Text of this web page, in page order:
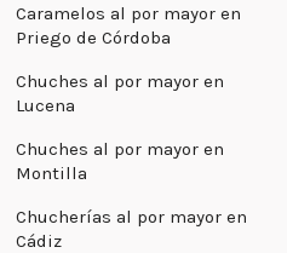
Caramelos al por mayor en
Priego de Córdoba
Chuches al por mayor en
Lucena
Chuches al por mayor en
Montilla
Chucherías al por mayor en
Cádiz